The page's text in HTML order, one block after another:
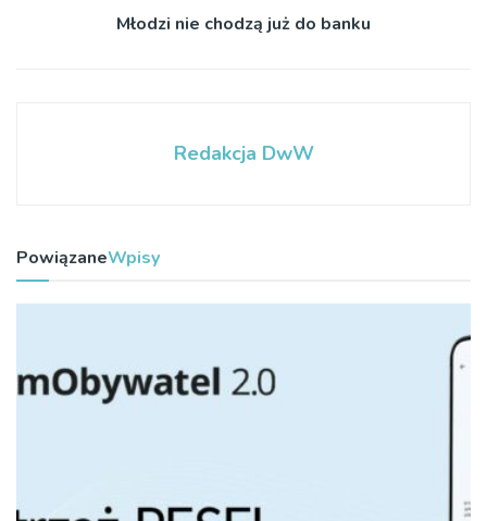
Młodzi nie chodzą już do banku
Redakcja DwW
PowiązaneWpisy